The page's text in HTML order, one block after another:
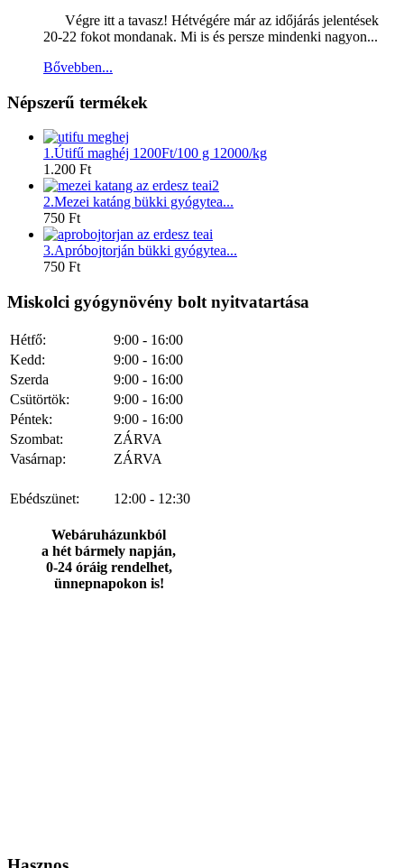
Végre itt a tavasz! Hétvégére már az időjárás jelentések
20-22 fokot mondanak. Mi is és persze mindenki nagyon...
Bővebben...
Népszerű termékek
1.Útifű maghéj 1200Ft/100 g 12000/kg
1.200 Ft
2.Mezei katáng bükki gyógytea...
750 Ft
3.Apróbojtorján bükki gyógytea...
750 Ft
Miskolci gyógynövény bolt nyitvatartása
Hétfő:
9:00 - 16:00
Kedd:
9:00 - 16:00
Szerda
9:00 - 16:00
Csütörtök:
9:00 - 16:00
Péntek:
9:00 - 16:00
Szombat:
ZÁRVA
Vasárnap:
ZÁRVA
Ebédszünet: 12:00 - 12:30
Webáruházunkból
a hét bármely napján,
0-24 óráig rendelhet,
ünnepnapokon is!